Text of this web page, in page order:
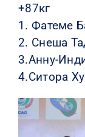
+87кг
1. Фатеме
2. Снеша
3.Анну-
4.Ситора